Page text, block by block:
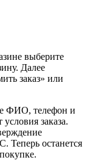
выберите
Далее
заказ» или
ФИО, телефон и
заказа.
Теперь останется